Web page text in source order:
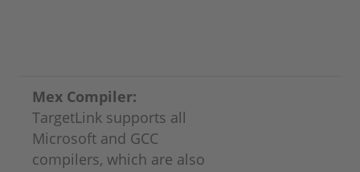
Mex Compiler:
TargetLink supports all
Microsoft and GCC
compilers, which are also